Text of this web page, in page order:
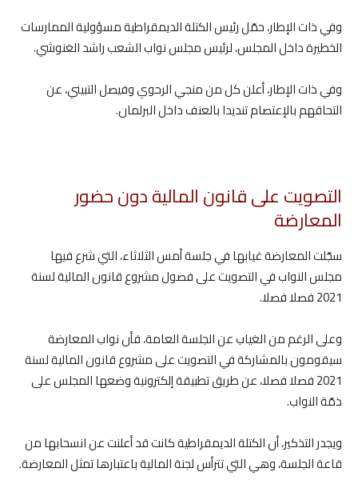
وفي ذات الإطار، حمّل رئيس الكتلة الديمقراطية مسؤولية الممارسات
الخطيرة داخل المجلس، لرئيس مجلس نواب الشعب راشد الغنوشي.
وفي ذات الإطار، أعلن كل من منجي الرحوي وفيصل التبيني، عن
التحاقهم بالإعتصام تنديدا بالعنف داخل البرلمان.
التصويت على قانون المالية دون حضور
المعارضة
سجّلت المعارضة غيابها في جلسة أمس الثلاثاء، التي شرع فيها
مجلس النواب في التصويت على فصول مشروع قانون المالية لسنة
2021 فصلا فصلا.
وعلى الرغم من الغياب عن الجلسة العامة، فأن نواب المعارضة
سيقومون بالمشاركة في التصويت على مشروع قانون المالية لسنة
2021 فصلا فصلا، عن طريق تطبيقة إلكترونية وضعها المجلس على
ذمّة النواب.
ويجدر التذكير، أن الكتلة الديمقراطية كانت قد أعلنت عن انسحابها من
قاعة الجلسة، وهي التي تترأس لجنة المالية باعتبارها تمثل المعارضة.